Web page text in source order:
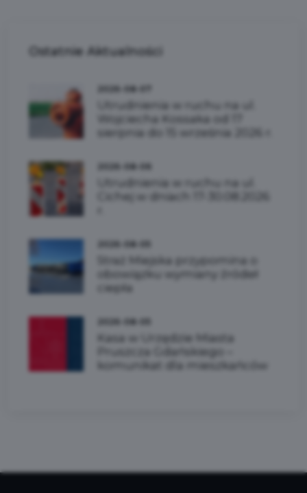
Ostatnie Aktualności
2026-08-07
Utrudnienia w ruchu na ul.
Wojciecha Kossaka od 17
sierpnia do 15 września 2026 r.
2026-08-06
Utrudnienia w ruchu na ul.
Cichej w dniach 17-30.08.2026
2026-08-05
Straż Miejska przypomina o
obowiązku wymiany źródeł
ciepła
2026-08-05
Kasa w Urzędzie Miasta
Pruszcza Gdańskiego –
komunikat dla mieszkańców